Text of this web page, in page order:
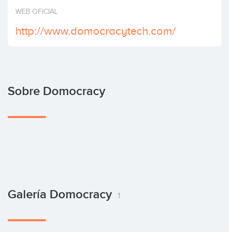
Invertir
WEB OFICIAL
http://www.domocracytech.com/
Sobre Domocracy
Galería Domocracy 1